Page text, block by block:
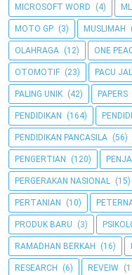
MICROSOFT WORD (4)
MOTO GP (3) MUSLIMAH
OLAHRAGA (12) ONE
OTOMOTIF (23) PACU
PALING UNIK (42) PAPERS
PENDIDIKAN (164)
PENDIDIKAN PANCASILA (56)
PENGERTIAN (120)
PERGERAKAN NASIONAL (15)
PERTANIAN (10)
PRODUK BARU (3)
RAMADHAN BERKAH (16)
RESEARCH (6) REVEIW